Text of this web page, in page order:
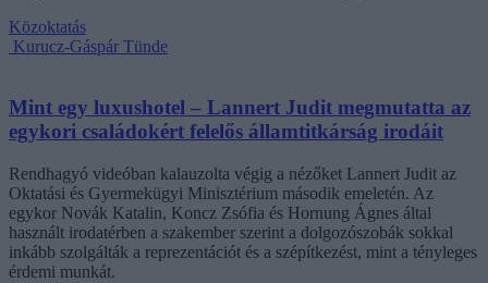
Közoktatás
Kurucz-Gáspár Tünde
Mint egy luxushotel – Lannert Judit megmutatta az
egykori családokért felelős államtitkárság irodáit
Rendhagyó videóban kalauzolta végig a nézőket Lannert Judit az
Oktatási és Gyermekügyi Minisztérium második emeletén. Az
egykor Novák Katalin, Koncz Zsófia és Hornung Ágnes által
használt irodatérben a szakember szerint a dolgozószobák sokkal
inkább szolgálták a reprezentációt és a szépítkezést, mint a tényleges
érdemi munkát.